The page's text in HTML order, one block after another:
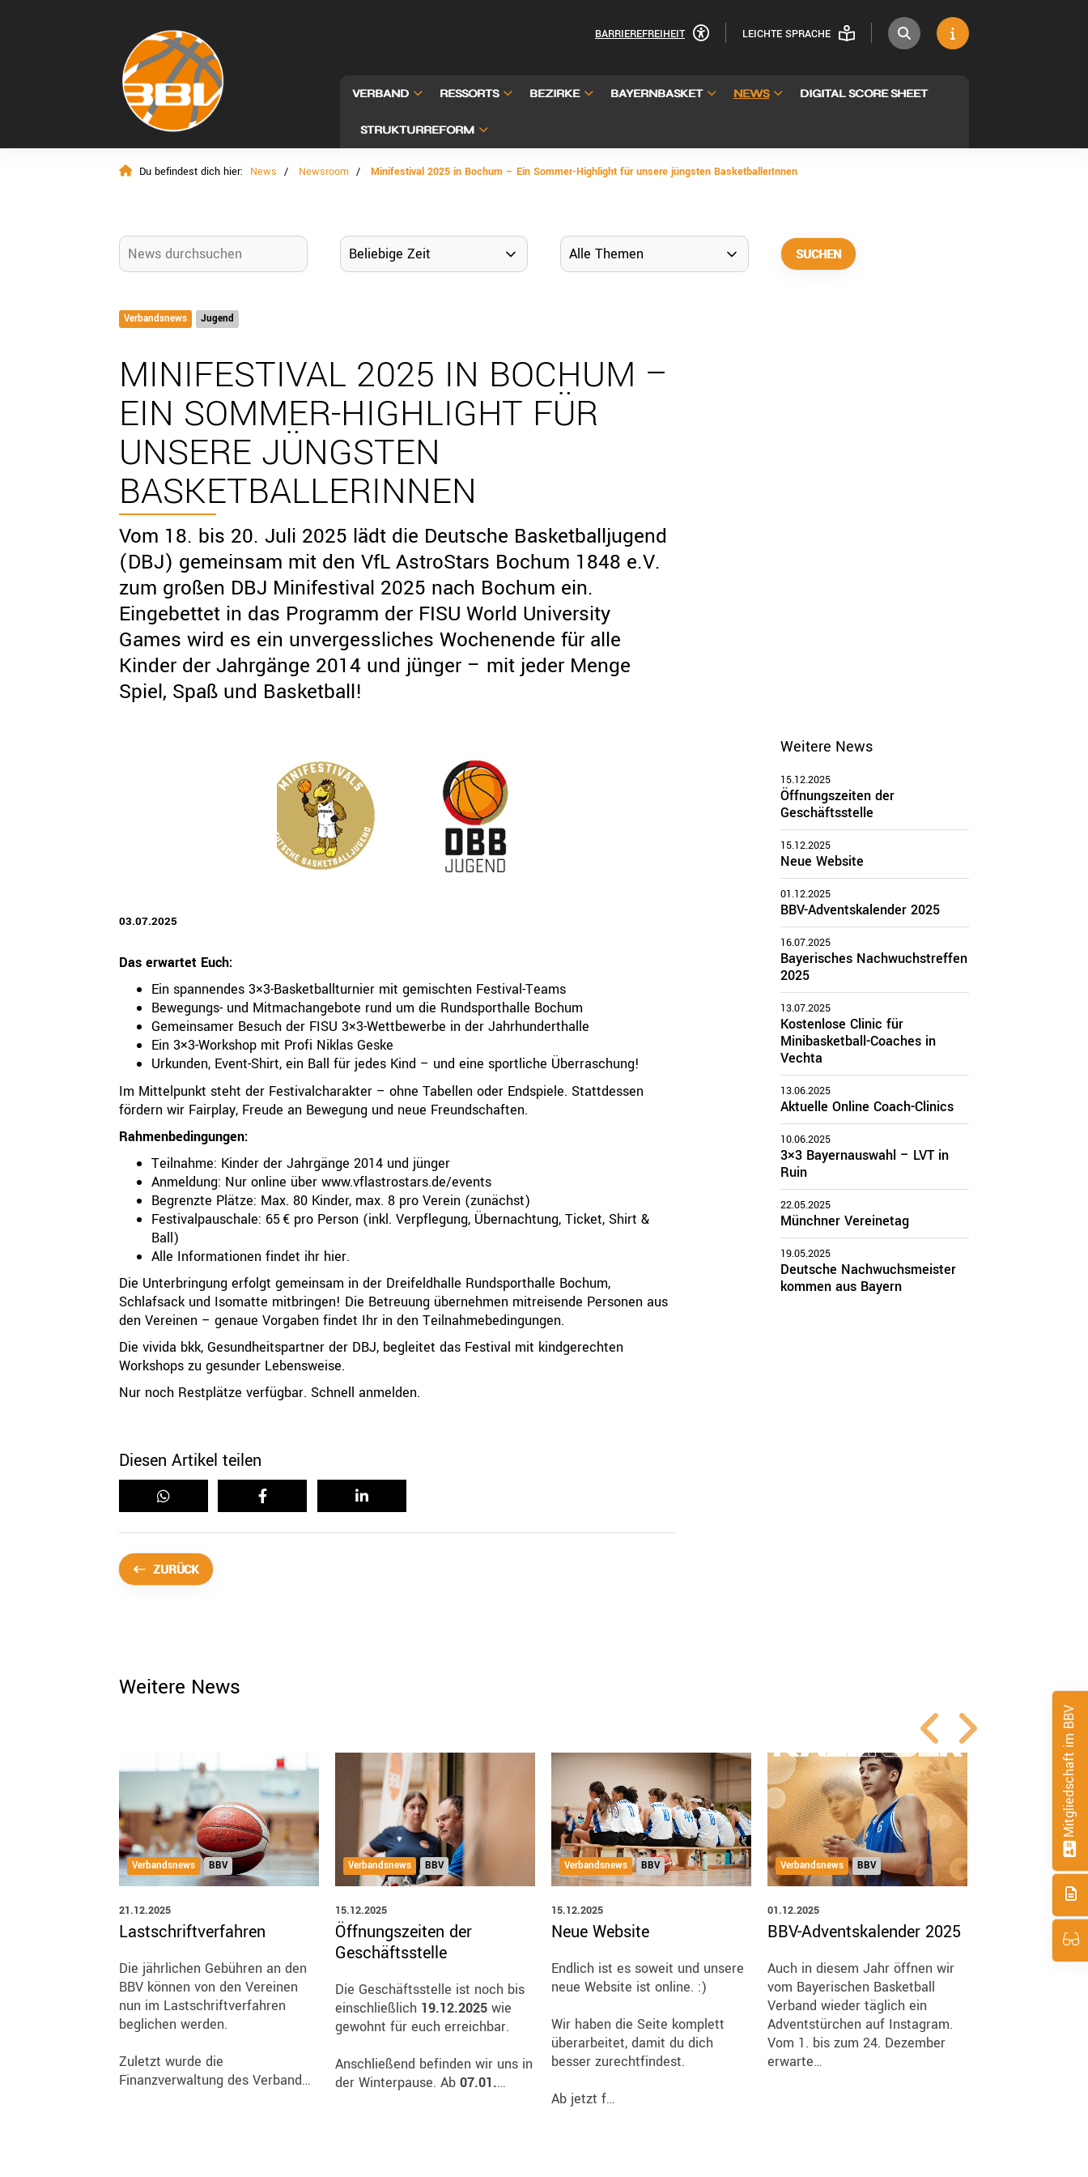
BARRIEREFREIHEIT LEICHTE SPRACHE
VERBAND RESSORTS BEZIRKE BAYERNBASKET NEWS DIGITAL SCORE SHEET
STRUKTURREFORM
Du befindest dich hier: News Newsroom Minifestival 2025 in Bochum – Ein Sommer-Highlight für unsere jüngsten BasketballerInnen
Verbandsnews Jugend
MINIFESTIVAL 2025 IN BOCHUM –
EIN SOMMER-HIGHLIGHT FÜR
UNSERE JÜNGSTEN
BASKETBALLERINNEN
Vom 18. bis 20. Juli 2025 lädt die Deutsche Basketballjugend
(DBJ) gemeinsam mit den VfL AstroStars Bochum 1848 e.V.
zum großen DBJ Minifestival 2025 nach Bochum ein.
Eingebettet in das Programm der FISU World University
Games wird es ein unvergessliches Wochenende für alle
Kinder der Jahrgänge 2014 und jünger – mit jeder Menge
Spiel, Spaß und Basketball!
03.07.2025
Das erwartet Euch:
Ein spannendes 3×3-Basketballturnier mit gemischten Festival-Teams
Bewegungs- und Mitmachangebote rund um die Rundsporthalle Bochum
Gemeinsamer Besuch der FISU 3×3-Wettbewerbe in der Jahrhunderthalle
Ein 3×3-Workshop mit Profi Niklas Geske
Urkunden, Event-Shirt, ein Ball für jedes Kind – und eine sportliche Überraschung!
Im Mittelpunkt steht der Festivalcharakter – ohne Tabellen oder Endspiele. Stattdessen
fördern wir Fairplay, Freude an Bewegung und neue Freundschaften.
Rahmenbedingungen:
Teilnahme: Kinder der Jahrgänge 2014 und jünger
Anmeldung: Nur online über www.vflastrostars.de/events
Begrenzte Plätze: Max. 80 Kinder, max. 8 pro Verein (zunächst)
Festivalpauschale: 65 € pro Person (inkl. Verpflegung, Übernachtung, Ticket, Shirt &
Ball)
Alle Informationen findet ihr hier.
Die Unterbringung erfolgt gemeinsam in der Dreifeldhalle Rundsporthalle Bochum,
Schlafsack und Isomatte mitbringen! Die Betreuung übernehmen mitreisende Personen aus
den Vereinen – genaue Vorgaben findet Ihr in den Teilnahmebedingungen.
Die vivida bkk, Gesundheitspartner der DBJ, begleitet das Festival mit kindgerechten
Workshops zu gesunder Lebensweise.
Nur noch Restplätze verfügbar. Schnell anmelden.
Diesen Artikel teilen
ZURÜCK
Weitere News
15.12.2025
Öffnungszeiten der
Geschäftsstelle
15.12.2025
Neue Website
01.12.2025
BBV-Adventskalender 2025
16.07.2025
Bayerisches Nachwuchstreffen
2025
13.07.2025
Kostenlose Clinic für
Minibasketball-Coaches in
Vechta
13.06.2025
Aktuelle Online Coach-Clinics
10.06.2025
3×3 Bayernauswahl – LVT in
Ruin
22.05.2025
Münchner Vereinetag
19.05.2025
Deutsche Nachwuchsmeister
kommen aus Bayern
Weitere News
Verbandsnews BBV
21.12.2025
Lastschriftverfahren
Die jährlichen Gebühren an den
BBV können von den Vereinen
nun im Lastschriftverfahren
beglichen werden.
Zuletzt wurde die
Finanzverwaltung des Verband…
Verbandsnews BBV
15.12.2025
Öffnungszeiten der
Geschäftsstelle
Die Geschäftsstelle ist noch bis
einschließlich 19.12.2025 wie
gewohnt für euch erreichbar.
Anschließend befinden wir uns in
der Winterpause. Ab07.01.…
Verbandsnews BBV
15.12.2025
Neue Website
Endlich ist es soweit und unsere
neue Website ist online. :)
Wir haben die Seite komplett
überarbeitet, damit du dich
besser zurechtfindest.
Ab jetzt f…
Verbandsnews BBV
01.12.2025
BBV-Adventskalender 2025
Auch in diesem Jahr öffnen wir
vom Bayerischen Basketball
Verband wieder täglich ein
Adventstürchen auf Instagram.
Vom 1. bis zum 24. Dezember
erwarte…
Verbandsnews
Bayerisches
Mitgliedschaft im BBV
Bayerischer Basketball Verband e. V.
Ressorts
Sport
Jugend
Schiedsrichter
Oberbayern
Schwaben
Mittelfranken
Oberfranken
Unterfranken